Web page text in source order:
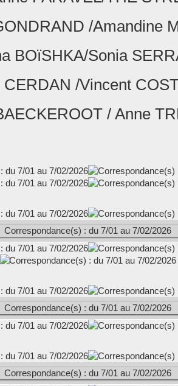
/Amandine
BOïSHKA/Sonia
CERDAN /Vincent
/ Anne